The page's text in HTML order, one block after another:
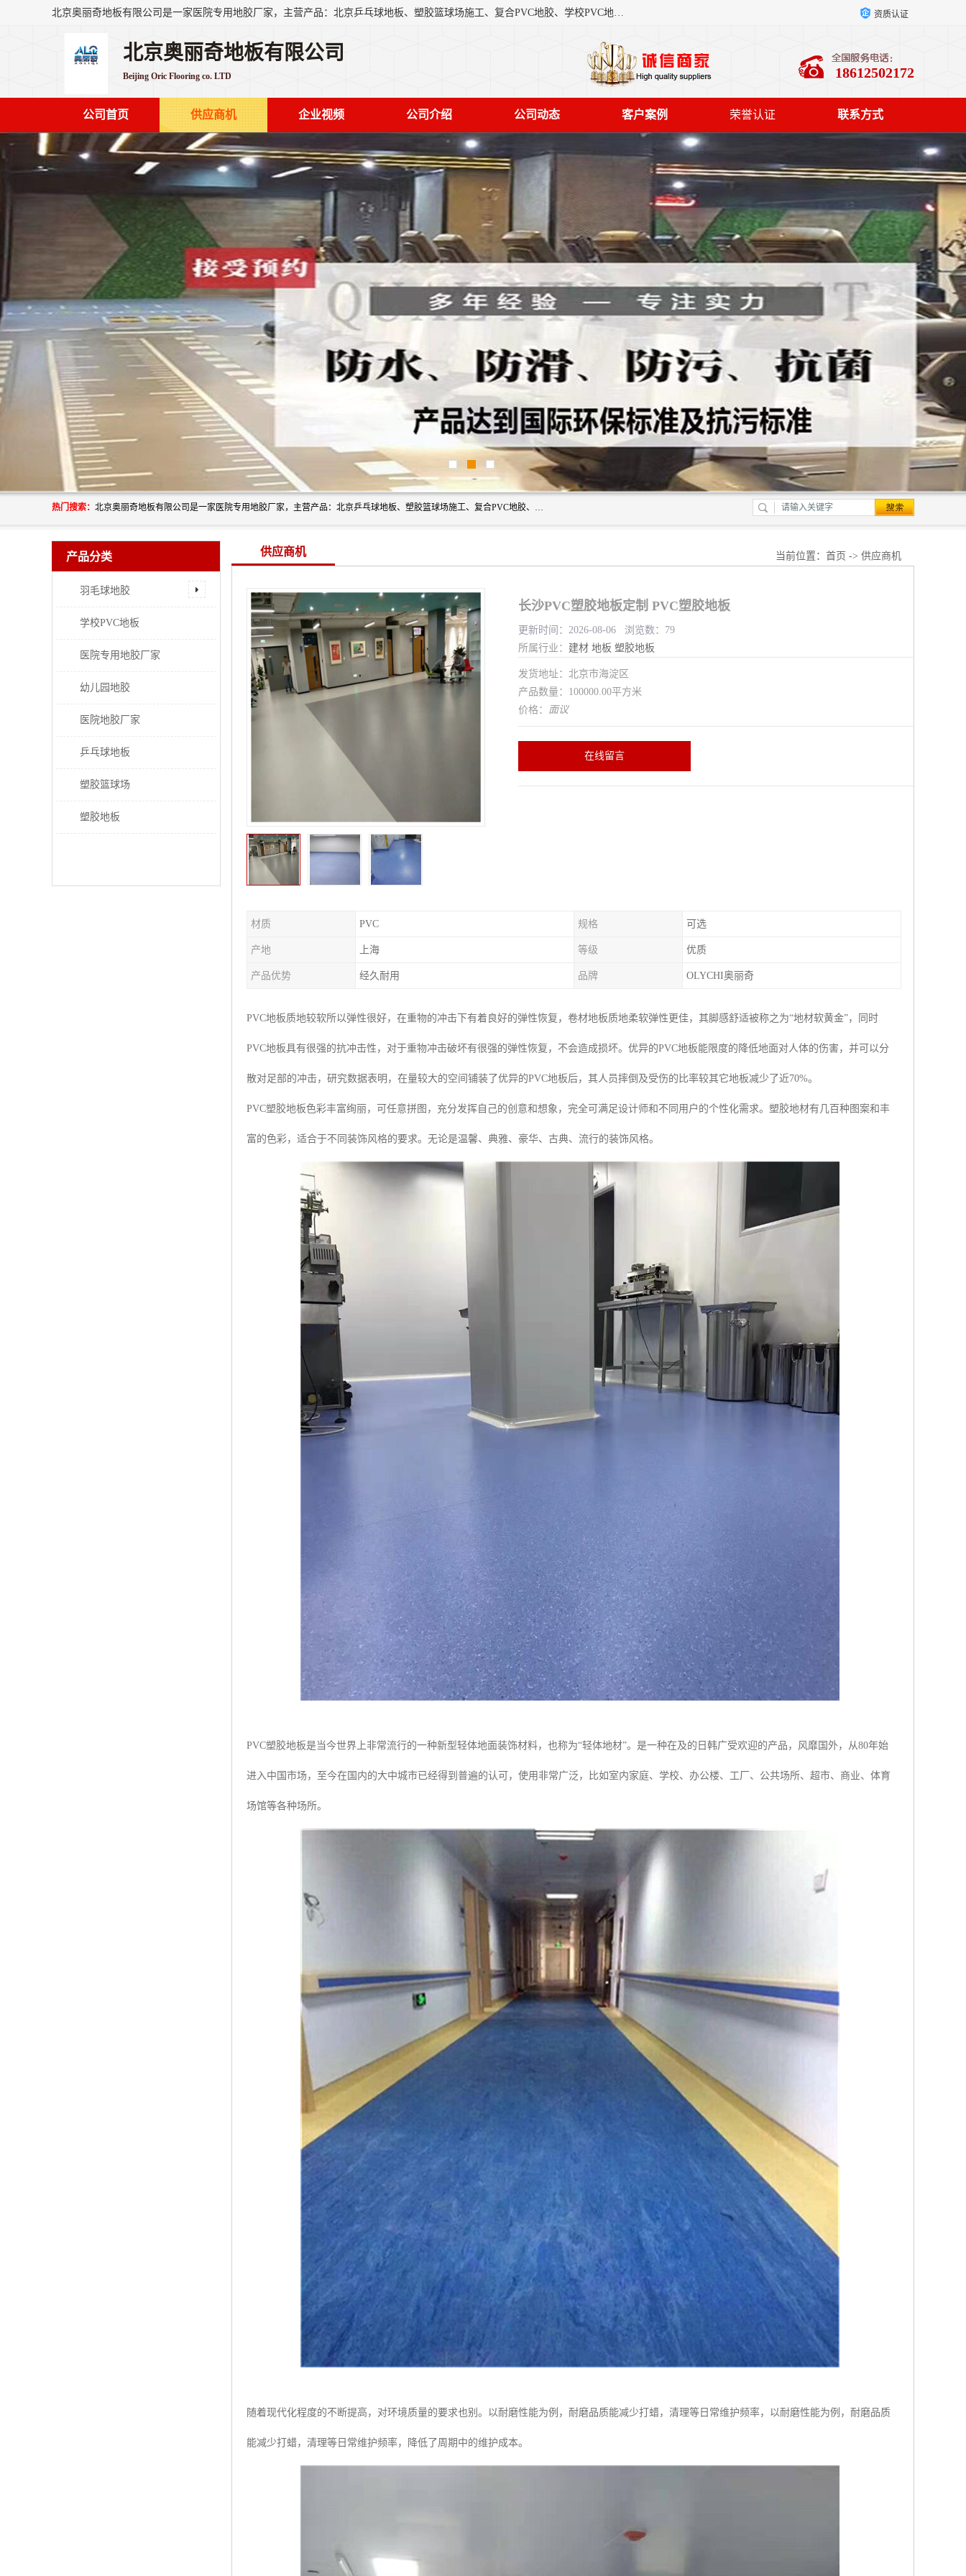
北京奥丽奇地板有限公司是一家医院专用地胶厂家，主营产品：北京乒乓球地板、塑胶篮球场施工、复合PVC地胶、学校PVC地板、幼儿园地胶等，奥丽奇是一家销售为一体PVC地板，塑胶地板为主的销售企业，公司所生产的PVC塑胶地板产品主要用于办公楼、医院、 机场、学校、幼儿园、商场、交通工具、宾馆、车站等公共场所。 资质认证
北京奥丽奇地板有限公司
Beijing Oric Flooring co. LTD 18612502172
公司首页 供应商机 企业视频 公司介绍 公司动态 客户案例 荣誉认证 联系方式
热门搜索： 北京奥丽奇地板有限公司是一家医院专用地胶厂家，主营产品：北京乒乓球地板、塑胶篮球场施工、复合PVC地胶、学校PVC地板、幼儿园地胶等，奥丽奇是一家销售为一体PVC地板，塑胶地板为主的销售企业，公司所生产的PVC塑胶地板产品主要用于办公楼、医院、 机场、学校、幼儿园、商场、交通工具、宾馆、车站等公共场所。
产品分类
羽毛球地胶
学校PVC地板
医院专用地胶厂家
幼儿园地胶
医院地胶厂家
乒乓球地板
塑胶篮球场
塑胶地板
供应商机 当前位置： 首页 -> 供应商机
长沙PVC塑胶地板定制 PVC塑胶地板
更新时间：2026-08-06 浏览数：79
所属行业： 建材 地板 塑胶地板
发货地址：北京市海淀区
产品数量：100000.00平方米
价格： 面议
在线留言
材质 PVC 规格 可选
产地 上海 等级 优质
产品优势 经久耐用 品牌 OLYCHI奥丽奇
PVC地板质地较软所以弹性很好，在重物的冲击下有着良好的弹性恢复，卷材地板质地柔软弹性更佳，其脚感舒适被称之为“地材软黄金”，同时
PVC地板具有很强的抗冲击性，对于重物冲击破坏有很强的弹性恢复，不会造成损坏。优异的PVC地板能限度的降低地面对人体的伤害，并可以分
散对足部的冲击，研究数据表明，在量较大的空间铺装了优异的PVC地板后，其人员摔倒及受伤的比率较其它地板减少了近70%。
PVC塑胶地板色彩丰富绚丽，可任意拼图，充分发挥自己的创意和想象，完全可满足设计师和不同用户的个性化需求。塑胶地材有几百种图案和丰
富的色彩，适合于不同装饰风格的要求。无论是温馨、典雅、豪华、古典、流行的装饰风格。
PVC塑胶地板是当今世界上非常流行的一种新型轻体地面装饰材料，也称为“轻体地材”。是一种在及的日韩广受欢迎的产品，风靡国外，从80年始
进入中国市场，至今在国内的大中城市已经得到普遍的认可，使用非常广泛，比如室内家庭、学校、办公楼、工厂、公共场所、超市、商业、体育
场馆等各种场所。
随着现代化程度的不断提高，对环境质量的要求也别。以耐磨性能为例，耐磨品质能减少打蜡，清理等日常维护频率，以耐磨性能为例，耐磨品质
能减少打蜡，清理等日常维护频率，降低了周期中的维护成本。